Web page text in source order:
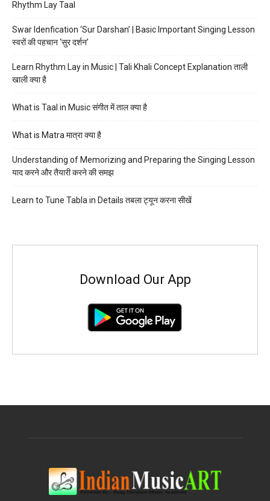
Rhythm Lay Taal
Swar Idenfication ‘Sur Darshan’ | Basic Important Singing Lesson
स्वरों की पहचान ‘सुर दर्शन’
Learn Rhythm Lay in Music | Tali Khali Concept Explanation ताली
खाली क्या है
What is Taal in Music संगीत में ताल क्या है
What is Matra मात्रा क्या है
Understanding of Memorizing and Preparing the Singing Lesson
याद करने और तैयारी करने की समझ
Learn to Tune Tabla in Details तबला ट्यून करना सीखें
Download Our App